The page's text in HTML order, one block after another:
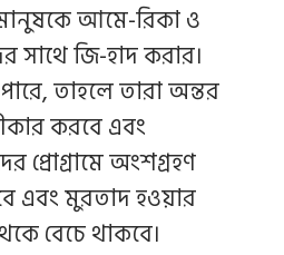
আমে-রিকা ও
সাথে জি-হাদ করার।
তাহলে তারা অন্তর
করবে এবং
প্রোগ্রামে অংশগ্রহণ
এবং মুরতাদ হওয়ার
বেচে থাকবে।